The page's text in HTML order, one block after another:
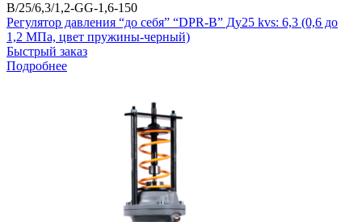
B/25/6,3/1,2-GG-1,6-150
Регулятор давления “до себя” “DPR-B” Ду25 kvs: 6,3 (0,6 до
1,2 МПа, цвет пружины-черный)
Быстрый заказ
Подробнее